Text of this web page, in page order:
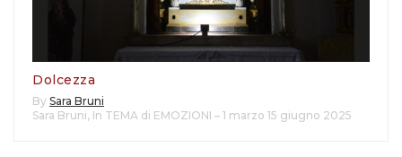
Dolcezza
By Sara Bruni
Sara Bruni, In TEMA di EMOZIONI – 1 marzo 15 giugno 2025